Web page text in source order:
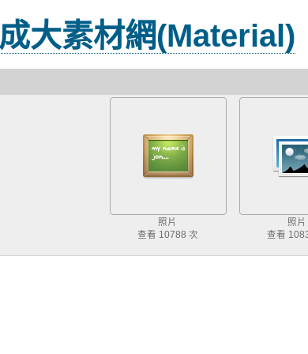
成大素材網(Material)
照片
查看 10788 次
照片
查看